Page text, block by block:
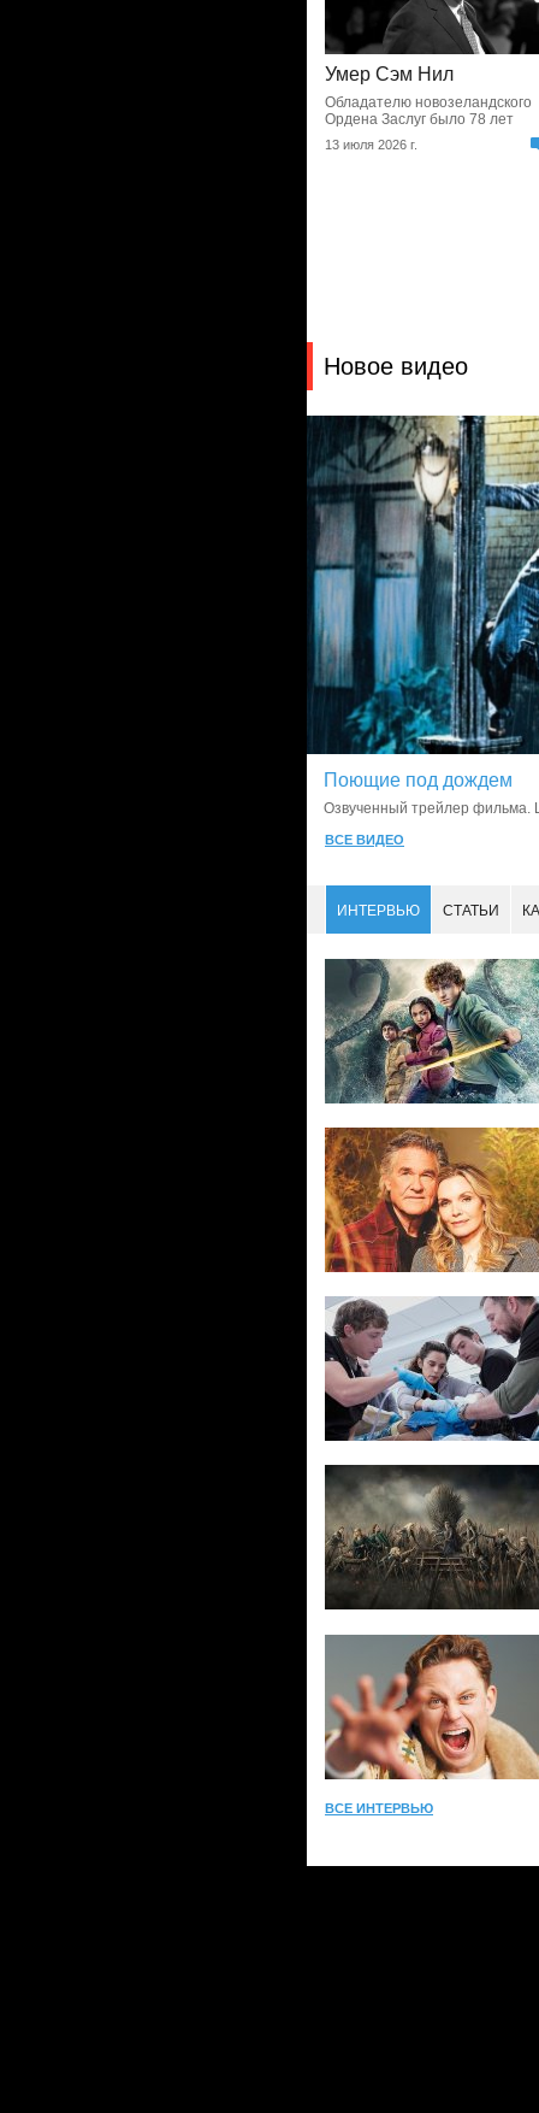
Умер Сэм Нил
Обладателю новозеландского
Ордена Заслуг было 78 лет
13 июля 2026 г.
Новое видео
Поющие под дождем
Озвученный трейлер фильма.
ВСЕ ВИДЕО
ИНТЕРВЬЮ СТАТЬИ
ВСЕ ИНТЕРВЬЮ